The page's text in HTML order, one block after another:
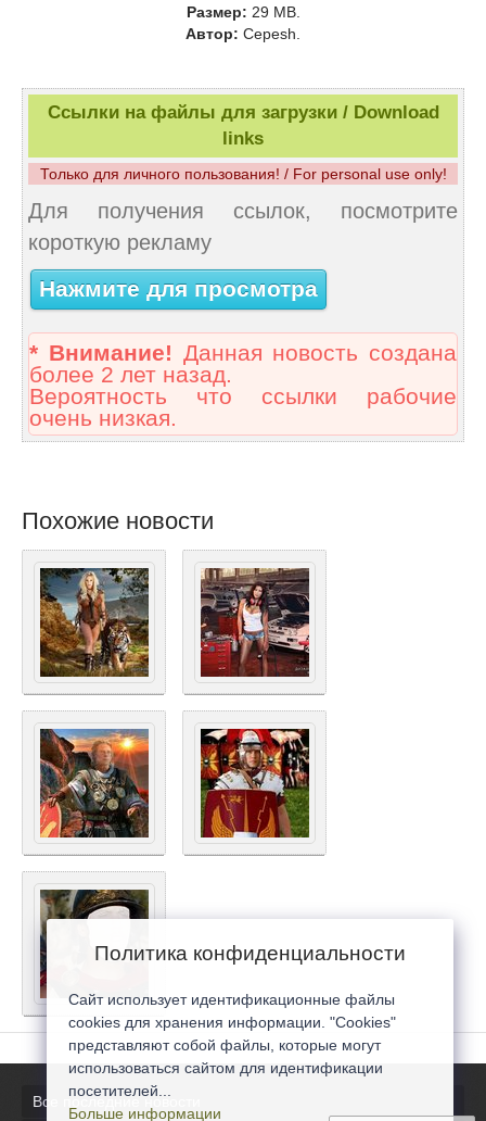
Размер: 29 MB.
Автор: Cepesh.
Ссылки на файлы для загрузки / Download
links
Только для личного пользования! / For personal use only!
Для получения ссылок, посмотрите
короткую рекламу
Нажмите для просмотра
* Внимание! Данная новость создана
более 2 лет назад.
Вероятность что ссылки рабочие
очень низкая.
Похожие новости
Все последние новости
Политика конфиденциальности
Сайт использует идентификационные файлы
cookies для хранения информации. "Cookies"
представляют собой файлы, которые могут
использоваться сайтом для идентификации
посетителей...
Больше информации